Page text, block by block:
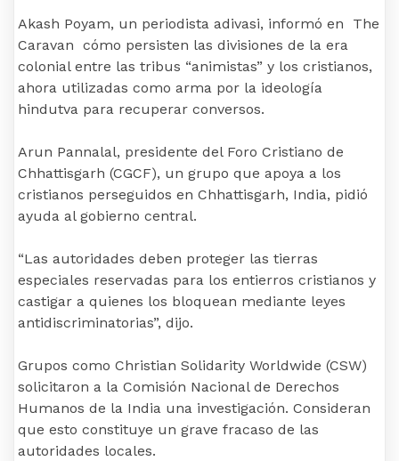
Akash Poyam, un periodista adivasi, informó en The
Caravan cómo persisten las divisiones de la era
colonial entre las tribus “animistas” y los cristianos,
ahora utilizadas como arma por la ideología
hindutva para recuperar conversos.
Arun Pannalal, presidente del Foro Cristiano de
Chhattisgarh (CGCF), un grupo que apoya a los
cristianos perseguidos en Chhattisgarh, India, pidió
ayuda al gobierno central.
“Las autoridades deben proteger las tierras
especiales reservadas para los entierros cristianos y
castigar a quienes los bloquean mediante leyes
antidiscriminatorias”, dijo.
Grupos como Christian Solidarity Worldwide (CSW)
solicitaron a la Comisión Nacional de Derechos
Humanos de la India una investigación. Consideran
que esto constituye un grave fracaso de las
autoridades locales.